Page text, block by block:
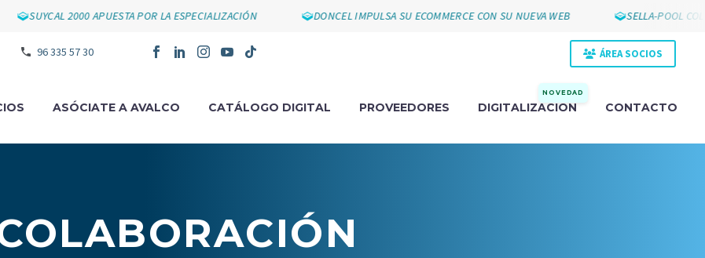
SUYCAL 2000 APUESTA POR LA ESPECIALIZACIÓN DONCEL IMPULSA SU ECOMMERCE CON SU NUEVA WEB SELLA-POOL
96 335 57 30 ÁREA SOCIOS
ASÓCIATE A AVALCO CATÁLOGO DIGITAL PROVEEDORES DIGITALIZACIÓN
NOVEDAD
CONTACTO